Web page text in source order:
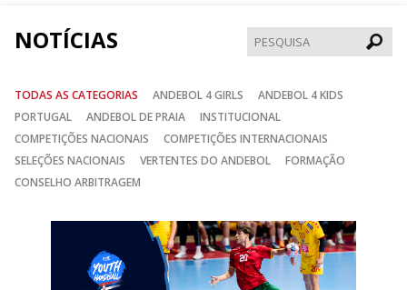
NOTÍCIAS
TODAS AS CATEGORIAS ANDEBOL 4 GIRLS
ANDEBOL 4 KIDS
PORTUGAL
ANDEBOL DE PRAIA
INSTITUCIONAL
COMPETIÇÕES NACIONAIS
COMPETIÇÕES INTERNACIONAIS
SELEÇÕES NACIONAIS
VERTENTES DO ANDEBOL
FORMAÇÃO
CONSELHO ARBITRAGEM